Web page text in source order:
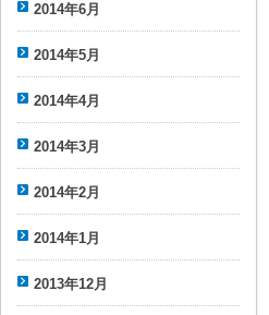
2014年6月
2014年5月
2014年4月
2014年3月
2014年2月
2014年1月
2013年12月